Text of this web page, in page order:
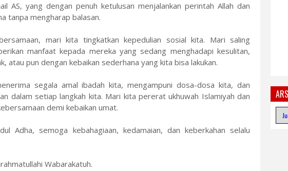
AS, yang dengan penuh ketulusan menjalankan perintah Allah dan
tanpa mengharap balasan.
mari kita tingkatkan kepedulian sosial kita. Mari saling
manfaat kepada mereka yang sedang menghadapi kesulitan,
atau pun dengan kebaikan sederhana yang kita bisa lakukan.
segala amal ibadah kita, mengampuni dosa-dosa kita, dan
dalam setiap langkah kita. Mari kita pererat ukhuwah Islamiyah dan
demi kebaikan umat.
Adha, semoga kebahagiaan, kedamaian, dan keberkahan selalu
Wabarakatuh.